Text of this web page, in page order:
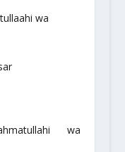
wa
wa